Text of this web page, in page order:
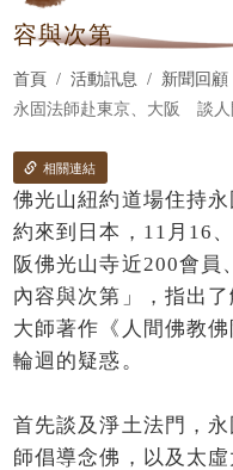
容與次第
首頁 活動訊息
新聞回顧
永固法師赴東京、大阪 談人
相關連結
佛光山紐約道場住持
約來到日本，11月16
阪佛光山寺近200會員
內容與次第」，指出
大師著作《人間佛教
輪迴的疑惑。
首先談及淨土法門，
師倡導念佛，以及太